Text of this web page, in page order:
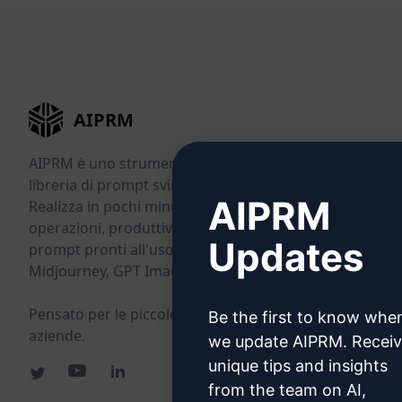
AIPRM
AIPRM è uno strumento di gestione dei prompt e una
libreria di prompt sviluppata dalla community.
Realizza in pochi minuti attività di marketing, vendite,
operazioni, produttività e assistenza clienti grazie a
prompt pronti all'uso per ChatGPT, Claude, Gemini,
Midjourney, GPT Image e molti altri.
Pensato per le piccole imprese. Scelto dalle grandi
aziende.
AIPRM
Updates
Be the first to know
we update AIPRM.
unique tips and insights
from the team on AI,